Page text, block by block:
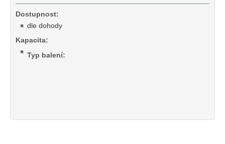
Dostupnost:
dle dohody
Kapacita:
Typ balení: